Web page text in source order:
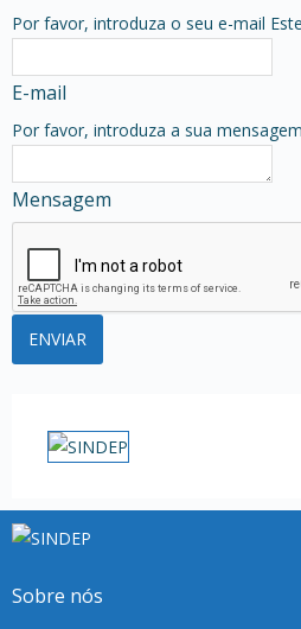
Por favor, introduza o seu e-mail
E-mail
Por favor, introduza a sua mensagem
Mensagem
Sobre nós